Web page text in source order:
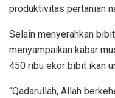
produktivitas pertanian
Selain menyerahkan
menyampaikan kabar
450 ribu ekor bibit ikan
“Qadarullah, Allah